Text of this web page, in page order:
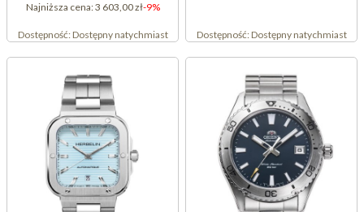
Najniższa cena:3 603,00 zł-9%
Dostępność:Dostępny natychmiast Dostępność:Dostępny natychmiast